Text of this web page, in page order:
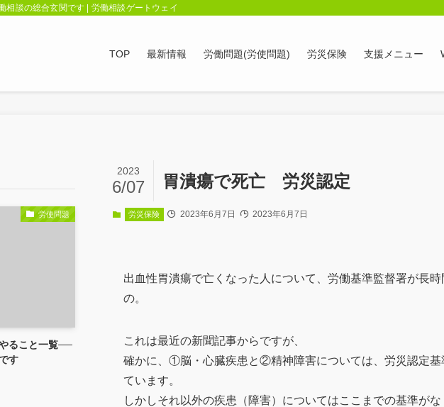
相談の総合玄関です | 労働相談ゲートウェイ
TOP 最新情報 労働問題(労使問題) 労災保険 支援メニュー
胃潰瘍で死亡 労災認定
2023
6/07
労災保険 2023年6月7日 2023年6月7日
出血性胃潰瘍で亡くなった人について、労働基準監督署が長
の。
これは最近の新聞記事からですが、
確かに、①脳・心臓疾患と②精神障害については、労災認定
ています。
しかしそれ以外の疾患（障害）についてはここまでの基準が
労使問題
ること一覧──
す